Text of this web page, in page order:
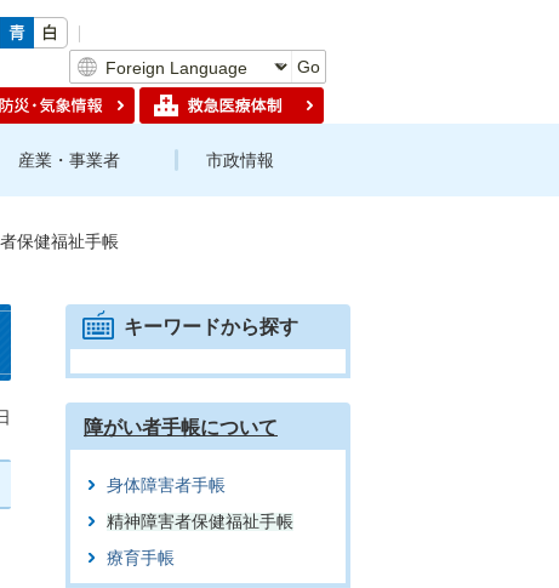
Go
産業・事業者 市政情報
保健福祉手帳
キーワードから探す
障がい者手帳について
身体障害者手帳
精神障害者保健福祉手帳
療育手帳